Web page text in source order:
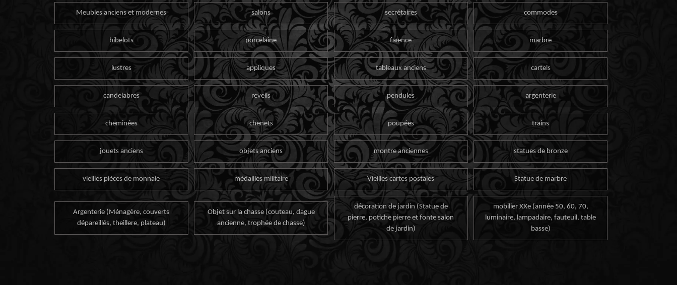
Meubles anciens et modernes salons secrétaires commodes
bibelots porcelaine faïence marbre
lustres appliques tableaux anciens cartels
candelabres reveils pendules argenterie
cheminées chenets poupées trains
jouets anciens objets anciens montre anciennes statues de bronze
vieilles pièces de monnaie médailles militaire Vieilles cartes postales Statue de marbre
Argenterie (Ménagère, couverts
dépareillés, theillere, plateau)
Objet sur la chasse (couteau, dague
ancienne, trophée de chasse)
décoration de jardin (Statue de
pierre, potiche pierre et fonte salon
de jardin)
mobilier XXe (année 50, 60, 70,
luminaire, lampadaire, fauteuil, table
basse)